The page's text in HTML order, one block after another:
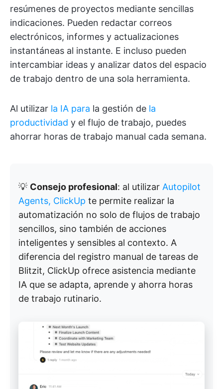
resúmenes de proyectos mediante sencillas
indicaciones. Pueden redactar correos
electrónicos, informes y actualizaciones
instantáneas al instante. E incluso pueden
intercambiar ideas y analizar datos del espacio
de trabajo dentro de una sola herramienta.
Al utilizar la IA para la gestión de la
productividad y el flujo de trabajo, puedes
ahorrar horas de trabajo manual cada semana.
💡 Consejo profesional: al utilizar Autopilot
Agents, ClickUp te permite realizar la
automatización no solo de flujos de trabajo
sencillos, sino también de acciones
inteligentes y sensibles al contexto. A
diferencia del registro manual de tareas de
Blitzit, ClickUp ofrece asistencia mediante
IA que se adapta, aprende y ahorra horas
de trabajo rutinario.